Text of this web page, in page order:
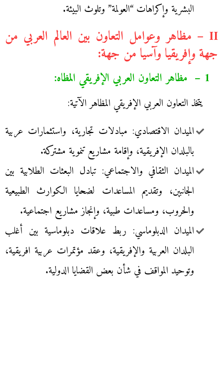
البشرية وإكراهات “العولمة” وتلوث البيئة.
II – مظاهر وعوامل التعاون بين العالم العربي من
جهة وإفريقيا وآسيا من جهة:
1 – مظاهر التعاون العربي الإفريقي المظاه:
يتخذ التعاون العربي الإفريقي المظاهر الآتية:
الميدان الاقتصادي: مبادلات تجارية، واستثمارات عربية
بالبلدان الإفريقية، وإقامة مشاريع تنموية مشتركة.
الميدان الثقافي والاجتماعي: تبادل البعثات الطلابية بين
الجانبين، وتقديم المساعدات لضحايا الكوارث الطبيعية
والحروب، ومساعدات طبية، وإنجاز مشاريع اجتماعية.
الميدان الدبلوماسي: ربط علاقات دبلوماسية بين أغلب
البلدان العربية والإفريقية، وعقد مؤتمرات عربية افريقية،
وتوحيد المواقف في شأن بعض القضايا الدولية.